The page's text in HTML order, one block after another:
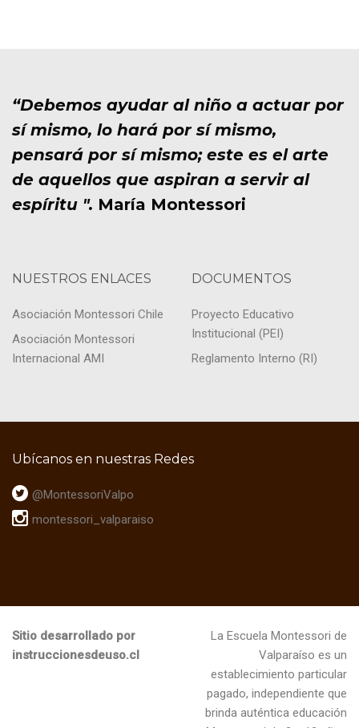
“Debemos ayudar al niño a actuar por
sí mismo, lo hará por sí mismo,
pensará por sí mismo; este es el arte
de aquellos que aspiran a servir al
espíritu ". María Montessori
NUESTROS ENLACES
Asociación Montessori Chile
Asociación Montessori
Internacional AMI
DOCUMENTOS
Proyecto Educativo
Institucional (PEI)
Reglamento Interno (RI)
Ubícanos en nuestras Redes
@MontessoriValpo
montessori_valparaiso
Sitio desarrollado por
instruccionesdeuso.cl
La Escuela Montessori de
Valparaíso es un
establecimiento particular
pagado, independiente que
brinda auténtica educación